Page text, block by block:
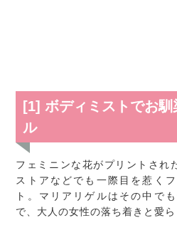
[1] ボディミストでお
ル
フェミニンな花がプリントされ
ストアなどでも一際目を惹く
ト。マリアリゲルはその中で
で、大人の女性の落ち着きと愛ら